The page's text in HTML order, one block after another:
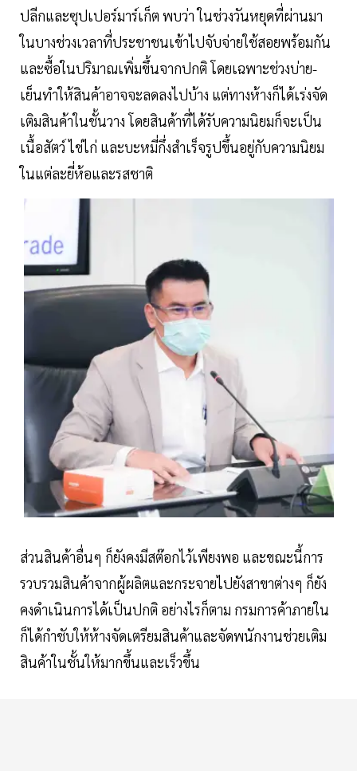
ปลีกและซุปเปอร์มาร์เก็ต พบว่า ในช่วงวันหยุดที่ผ่านมา
ในบางช่วงเวลาที่ประชาชนเข้าไปจับจ่ายใช้สอยพร้อมกัน
และซื้อในปริมาณเพิ่มขึ้นจากปกติ โดยเฉพาะช่วงบ่าย-
เย็นทำให้สินค้าอาจจะลดลงไปบ้าง แต่ทางห้างก็ได้เร่งจัด
เติมสินค้าในชั้นวาง โดยสินค้าที่ได้รับความนิยมก็จะเป็น
เนื้อสัตว์ ไข่ไก่ และบะหมี่กึ่งสำเร็จรูปขึ้นอยู่กับความนิยม
ในแต่ละยี่ห้อและรสชาติ
ส่วนสินค้าอื่นๆ ก็ยังคงมีสต๊อกไว้เพียงพอ และขณะนี้การ
รวบรวมสินค้าจากผู้ผลิตและกระจายไปยังสาขาต่างๆ ก็ยัง
คงดำเนินการได้เป็นปกติ อย่างไรก็ตาม กรมการค้าภายใน
ก็ได้กำชับให้ห้างจัดเตรียมสินค้าและจัดพนักงานช่วยเติม
สินค้าในชั้นให้มากขึ้นและเร็วขึ้น